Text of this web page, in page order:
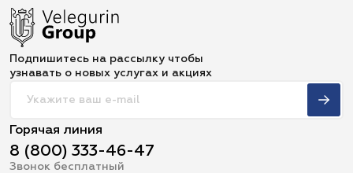
Подпишитесь на рассылку чтобы
узнавать о новых услугах и акциях
Горячая линия
8 (800) 333-46-47
Звонок бесплатный